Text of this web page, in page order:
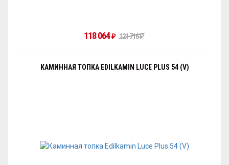
118 064₽ 121 716₽
КАМИННАЯ ТОПКА EDILKAMIN LUCE PLUS 54 (V)